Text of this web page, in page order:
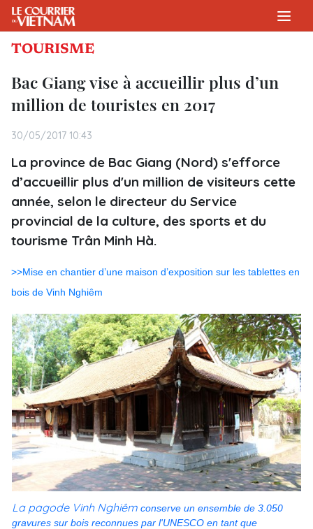
TOURISME
Bac Giang vise à accueillir plus d’un
million de touristes en 2017
30/05/2017 10:43
La province de Bac Giang (Nord) s'efforce
d’accueillir plus d'un million de visiteurs cette
année, selon le directeur du Service
provincial de la culture, des sports et du
tourisme Trân Minh Hà.
>>Mise en chantier d’une maison d’exposition sur les tablettes en
bois de Vinh Nghiêm
La pagode Vinh Nghiêm conserve un ensemble de 3.050
gravures sur bois reconnues par l'UNESCO en tant que